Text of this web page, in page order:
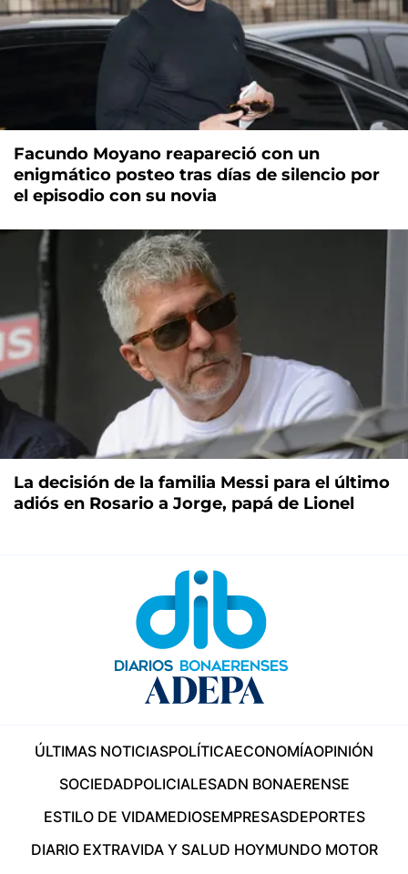
Facundo Moyano reapareció con un
enigmático posteo tras días de silencio por
el episodio con su novia
La decisión de la familia Messi para el último
adiós en Rosario a Jorge, papá de Lionel
ÚLTIMAS NOTICIASPOLÍTICAECONOMÍAOPINIÓN
SOCIEDADPOLICIALESADN BONAERENSE
ESTILO DE VIDAMEDIOSEMPRESASDEPORTES
DIARIO EXTRAVIDA Y SALUD HOYMUNDO MOTOR